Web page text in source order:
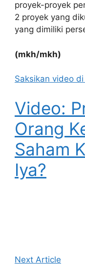
proyek-proyek
2 proyek yang
yang dimiliki
(mkh/mkh)
Saksikan video
Video:
Orang
Saham
Iya?
Next Article